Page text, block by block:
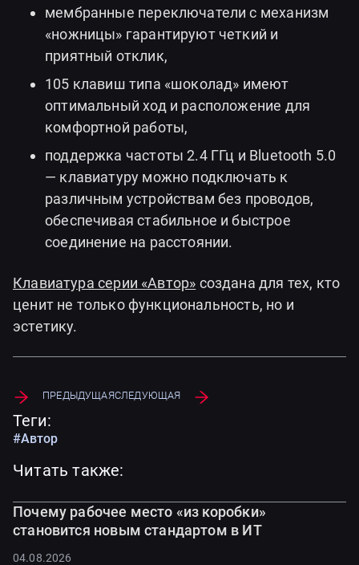
мембранные переключатели с механизм
«ножницы» гарантируют четкий и
приятный отклик,
105 клавиш типа «шоколад» имеют
оптимальный ход и расположение для
комфортной работы,
поддержка частоты 2.4 ГГц и Bluetooth 5.0
— клавиатуру можно подключать к
различным устройствам без проводов,
обеспечивая стабильное и быстрое
соединение на расстоянии.
Клавиатура серии «Автор» создана для тех, кто
ценит не только функциональность, но и
эстетику.
ПредыдущаяСледующая
Теги:
#Автор
Читать также:
Почему рабочее место «из коробки»
становится новым стандартом в ИТ
04.08.2026